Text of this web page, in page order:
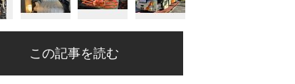
この記事を読む